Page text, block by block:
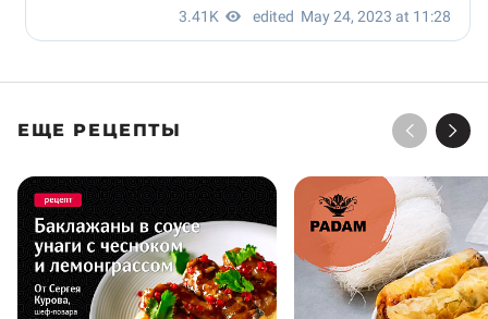
ЕЩЕ РЕЦЕПТЫ